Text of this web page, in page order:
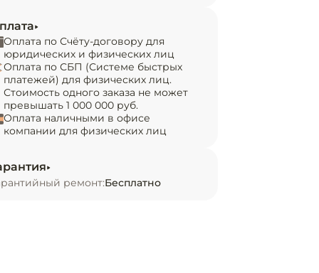
Оплата по Счёту-договору для
юридических и физических лиц
Оплата по СБП (Системе быстрых
платежей) для физических лиц.
Стоимость одного заказа не может
превышать 1 000 000 руб.
Оплата наличными в офисе
компании для физических лиц
ремонт:Бесплатно